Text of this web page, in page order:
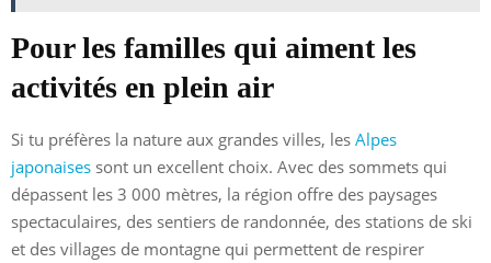
Pour les familles qui aiment les
activités en plein air
Si tu préfères la nature aux grandes villes, les Alpes
japonaises sont un excellent choix. Avec des sommets qui
dépassent les 3 000 mètres, la région offre des paysages
spectaculaires, des sentiers de randonnée, des stations de ski
et des villages de montagne qui permettent de respirer